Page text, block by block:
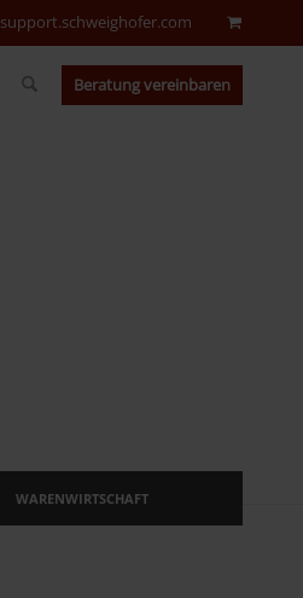
support.schweighofer.com
Beratung vereinbaren
WARENWIRTSCHAFT